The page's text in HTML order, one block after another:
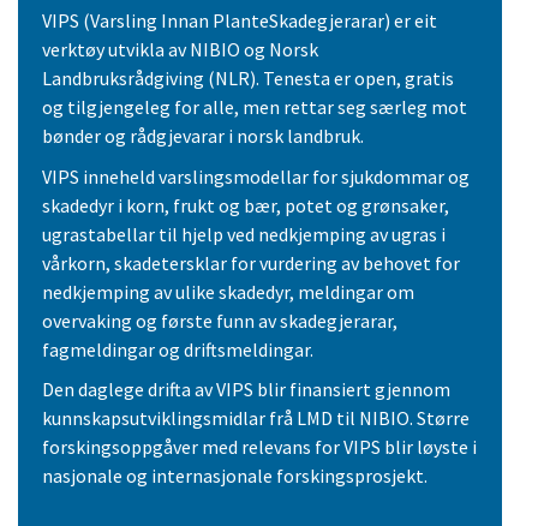
VIPS (Varsling Innan PlanteSkadegjerarar) er eit
verktøy utvikla av NIBIO og Norsk
Landbruksrådgiving (NLR). Tenesta er open, gratis
og tilgjengeleg for alle, men rettar seg særleg mot
bønder og rådgjevarar i norsk landbruk.
VIPS inneheld varslingsmodellar for sjukdommar og
skadedyr i korn, frukt og bær, potet og grønsaker,
ugrastabellar til hjelp ved nedkjemping av ugras i
vårkorn, skadetersklar for vurdering av behovet for
nedkjemping av ulike skadedyr, meldingar om
overvaking og første funn av skadegjerarar,
fagmeldingar og driftsmeldingar.
Den daglege drifta av VIPS blir finansiert gjennom
kunnskapsutviklingsmidlar frå LMD til NIBIO. Større
forskingsoppgåver med relevans for VIPS blir løyste i
nasjonale og internasjonale forskingsprosjekt.